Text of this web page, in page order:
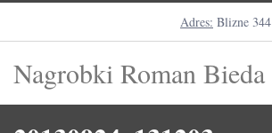
Adres: Blizne 344
Nagrobki Roman Bieda